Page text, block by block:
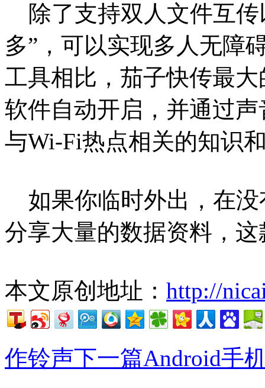
除了支持双人文件互
多”，可以实现多人无障
工具相比，茄子快传最
软件自动开启，并通过
与Wi-Fi热点相关的知识
如果你临时外出，在
分享大量的数据资料，
本文原创地址： http://
作铃声下一篇Android手